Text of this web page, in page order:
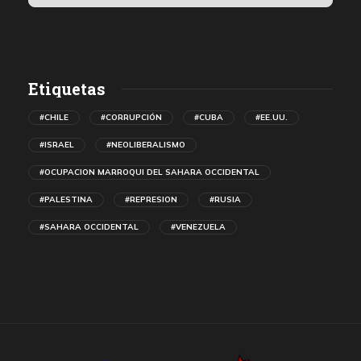
Etiquetas
#CHILE #CORRUPCIÓN #CUBA #EE.UU.
#ISRAEL #NEOLIBERALISMO
#OCUPACION MARROQUI DEL SAHARA OCCIDENTAL
#PALESTINA #REPRESION #RUSIA
#SAHARA OCCIDENTAL #VENEZUELA